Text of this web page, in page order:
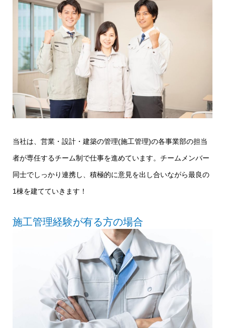
当社は、営業・設計・建築の管理(施工管理)の各事業部の担当
者が専任するチーム制で仕事を進めています。チームメンバー
同士でしっかり連携し、積極的に意見を出し合いながら最良の
1棟を建てていきます！
施工管理経験が有る方の場合